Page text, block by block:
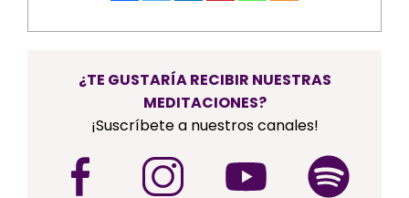
¿TE GUSTARÍA RECIBIR NUESTRAS
MEDITACIONES?
¡Suscríbete a nuestros canales!